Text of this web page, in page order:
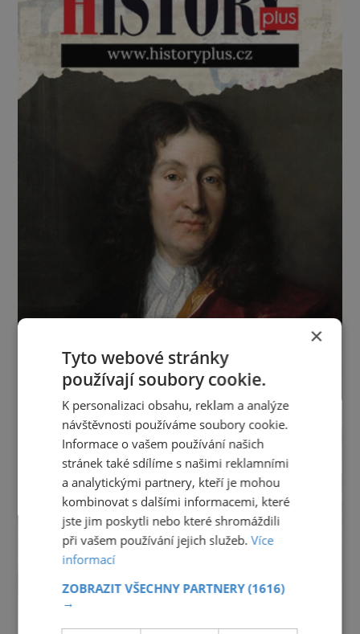
×
Tyto webové stránky
používají soubory cookie.
K personalizaci obsahu, reklam a analýze
návštěvnosti používáme soubory cookie.
Informace o vašem používání našich
stránek také sdílíme s našimi reklamními
a analytickými partnery, kteří je mohou
kombinovat s dalšími informacemi, které
jste jim poskytli nebo které shromáždili
při vašem používání jejich služeb.Více
informací
ZOBRAZIT VŠECHNY PARTNERY(1616)
→